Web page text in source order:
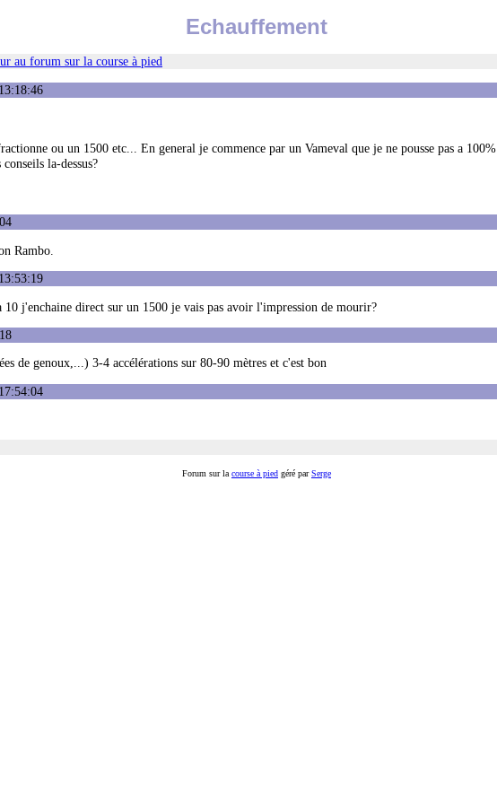
Echauffement
au forum sur la course à pied
ou un 1500 etc... En general je commence par un Vameval que je ne pousse pas a 100%
la-dessus?
Rambo.
j'enchaine direct sur un 1500 je vais pas avoir l'impression de mourir?
de genoux,...) 3-4 accélérations sur 80-90 mètres et c'est bon
Forum sur la course à pied géré parSerge